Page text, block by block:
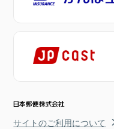
サイトのご利用について